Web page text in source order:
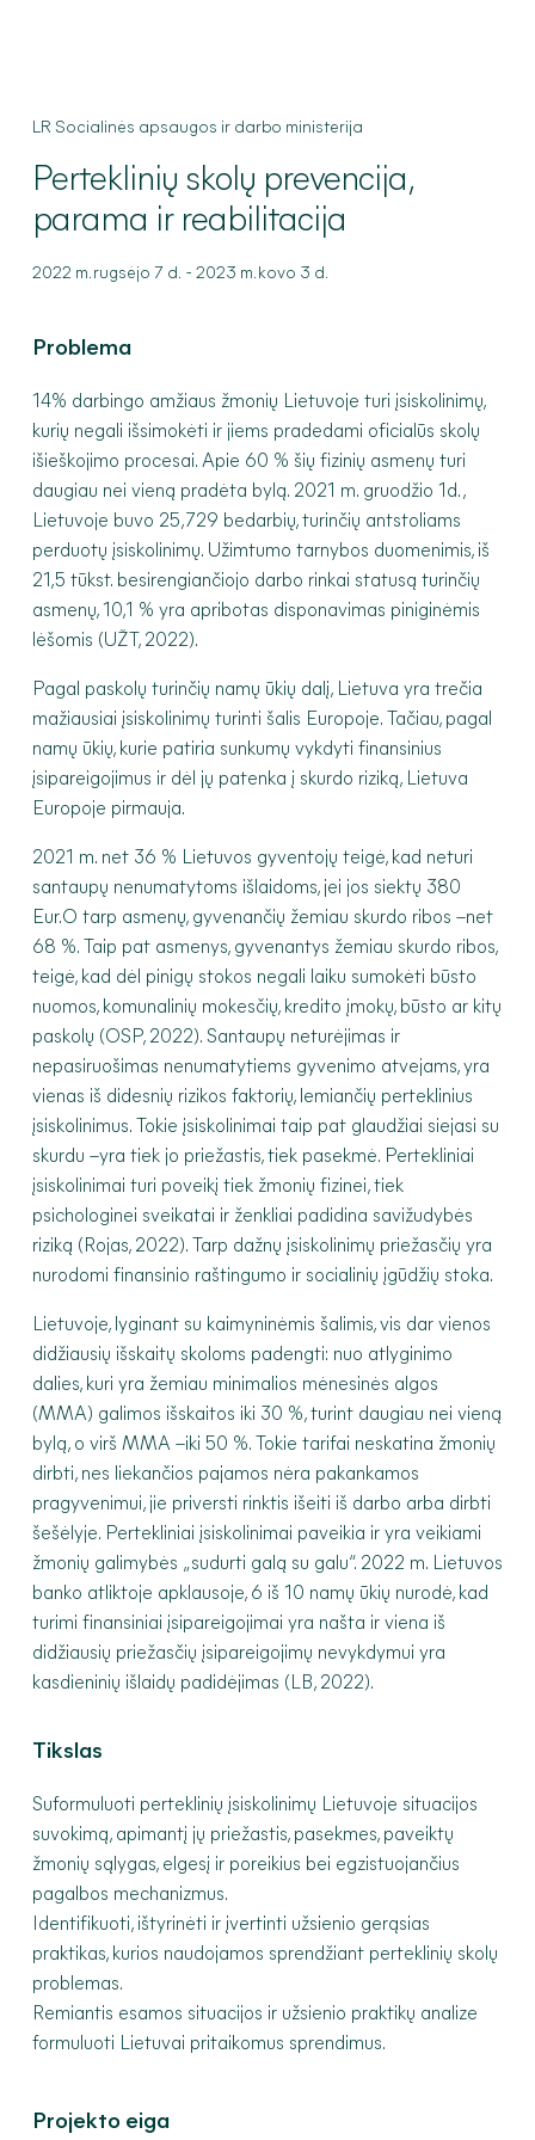
LR Socialinės apsaugos ir darbo ministerija
Perteklinių skolų prevencija,
parama ir reabilitacija
2022 m. rugsėjo 7 d. - 2023 m. kovo 3 d.
Problema
14% darbingo amžiaus žmonių Lietuvoje turi įsiskolinimų,
kurių negali išsimokėti ir jiems pradedami oficialūs skolų
išieškojimo procesai. Apie 60 % šių fizinių asmenų turi
daugiau nei vieną pradėta bylą. 2021 m. gruodžio 1d.,
Lietuvoje buvo 25,729 bedarbių, turinčių antstoliams
perduotų įsiskolinimų. Užimtumo tarnybos duomenimis, iš
21,5 tūkst. besirengiančiojo darbo rinkai statusą turinčių
asmenų, 10,1 % yra apribotas disponavimas piniginėmis
lėšomis (UŽT, 2022).
Pagal paskolų turinčių namų ūkių dalį, Lietuva yra trečia
mažiausiai įsiskolinimų turinti šalis Europoje. Tačiau, pagal
namų ūkių, kurie patiria sunkumų vykdyti finansinius
įsipareigojimus ir dėl jų patenka į skurdo riziką, Lietuva
Europoje pirmauja.
2021 m. net 36 % Lietuvos gyventojų teigė, kad neturi
santaupų nenumatytoms išlaidoms, jei jos siektų 380
Eur.O tarp asmenų, gyvenančių žemiau skurdo ribos –net
68 %. Taip pat asmenys, gyvenantys žemiau skurdo ribos,
teigė, kad dėl pinigų stokos negali laiku sumokėti būsto
nuomos, komunalinių mokesčių, kredito įmokų, būsto ar kitų
paskolų (OSP, 2022). Santaupų neturėjimas ir
nepasiruošimas nenumatytiems gyvenimo atvejams, yra
vienas iš didesnių rizikos faktorių, lemiančių perteklinius
įsiskolinimus. Tokie įsiskolinimai taip pat glaudžiai siejasi su
skurdu –yra tiek jo priežastis, tiek pasekmė. Pertekliniai
įsiskolinimai turi poveikį tiek žmonių fizinei, tiek
psichologinei sveikatai ir ženkliai padidina savižudybės
riziką (Rojas, 2022). Tarp dažnų įsiskolinimų priežasčių yra
nurodomi finansinio raštingumo ir socialinių įgūdžių stoka.
Lietuvoje, lyginant su kaimyninėmis šalimis, vis dar vienos
didžiausių išskaitų skoloms padengti: nuo atlyginimo
dalies, kuri yra žemiau minimalios mėnesinės algos
(MMA) galimos išskaitos iki 30 %, turint daugiau nei vieną
bylą, o virš MMA –iki 50 %. Tokie tarifai neskatina žmonių
dirbti, nes liekančios pajamos nėra pakankamos
pragyvenimui, jie priversti rinktis išeiti iš darbo arba dirbti
šešėlyje. Pertekliniai įsiskolinimai paveikia ir yra veikiami
žmonių galimybės „sudurti galą su galu“. 2022 m. Lietuvos
banko atliktoje apklausoje, 6 iš 10 namų ūkių nurodė, kad
turimi finansiniai įsipareigojimai yra našta ir viena iš
didžiausių priežasčių įsipareigojimų nevykdymui yra
kasdieninių išlaidų padidėjimas (LB, 2022).
Tikslas
Suformuluoti perteklinių įsiskolinimų Lietuvoje situacijos
suvokimą, apimantį jų priežastis, pasekmes, paveiktų
žmonių sąlygas, elgesį ir poreikius bei egzistuojančius
pagalbos mechanizmus.
Identifikuoti, ištyrinėti ir įvertinti užsienio gerąsias
praktikas, kurios naudojamos sprendžiant perteklinių skolų
problemas.
Remiantis esamos situacijos ir užsienio praktikų analize
formuluoti Lietuvai pritaikomus sprendimus.
Projekto eiga